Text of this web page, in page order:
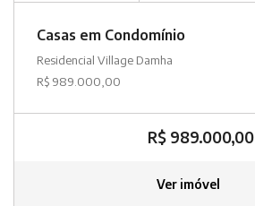
Casas em Condomínio
Residencial Village Damha
R$ 989.000,00
R$ 989.000,00
Ver imóvel